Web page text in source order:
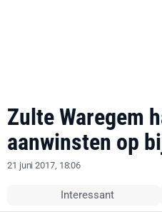
Zulte Waregem
aanwinsten op
21 juni 2017, 18:06
Interessant